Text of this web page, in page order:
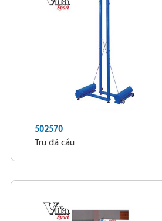
502570
Trụ đá cầu